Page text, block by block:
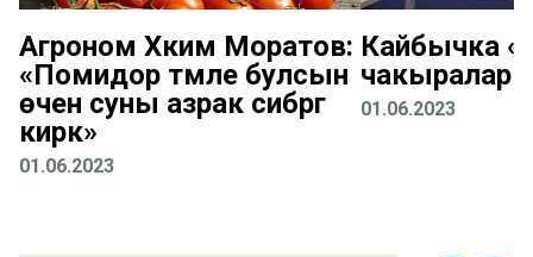
Агроном Хәким Моратов:
«Помидор тәмле булсын
өчен суны азрак сибәргә
кирәк»
01.06.2023
Кайбычка
чакыралар
01.06.2023